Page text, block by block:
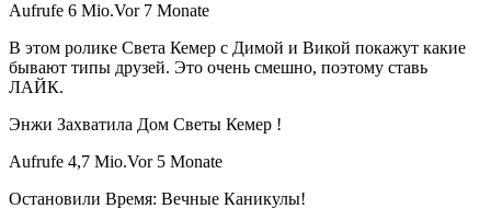
Aufrufe 6 Mio.Vor 7 Monate
В этом ролике Света Кемер с Димой и Викой покажут какие
бывают типы друзей. Это очень смешно, поэтому ставь
ЛАЙК.
Энжи Захватила Дом Светы Кемер !
Aufrufe 4,7 Mio.Vor 5 Monate
Остановили Время: Вечные Каникулы!